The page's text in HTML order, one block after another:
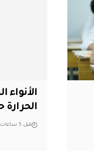
الأنواء
قبل 5 ساعات